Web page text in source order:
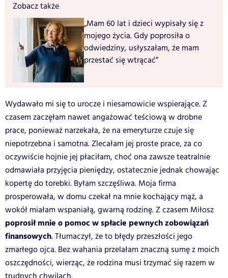
Zobacz także
„Mam 60 lat i dzieci wypisały się z
mojego życia. Gdy poprosiła o
odwiedziny, usłyszałam, że mam
przestać się wtrącać”
Wydawało mi się to urocze i niesamowicie wspierające. Z
czasem zaczęłam nawet angażować teściową w drobne
prace, ponieważ narzekała, że na emeryturze czuje się
niepotrzebna i samotna. Zlecałam jej proste prace, za co
oczywiście hojnie jej płaciłam, choć ona zawsze teatralnie
odmawiała przyjęcia pieniędzy, ostatecznie jednak chowając
kopertę do torebki. Byłam szczęśliwa. Moja firma
prosperowała, w domu czekał na mnie kochający mąż, a
wokół miałam wspaniałą, gwarną rodzinę. Z czasem Miłosz
poprosił mnie o pomoc w spłacie pewnych zobowiązań
finansowych. Tłumaczył, że to błędy przeszłości jego
zmarłego ojca. Bez wahania przelałam znaczną sumę z moich
oszczędności, wierząc, że rodzina musi trzymać się razem w